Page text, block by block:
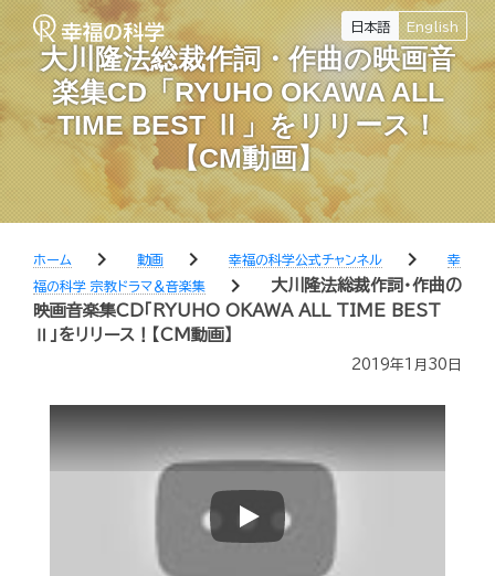
日本語 English
大川隆法総裁作詞・作曲の映画音
楽集CD「RYUHO OKAWA ALL
TIME BEST Ⅱ」をリリース！
【CM動画】
ホーム chevron_right 動画 chevron_right 幸福の科学公式チャンネル chevron_right
幸
福の科学 宗教ドラマ＆音楽集
chevron_right
大川隆法総裁作詞・作曲の
映画音楽集CD「RYUHO OKAWA ALL TIME BEST
Ⅱ」をリリース！【CM動画】
2019年1月30日
Play